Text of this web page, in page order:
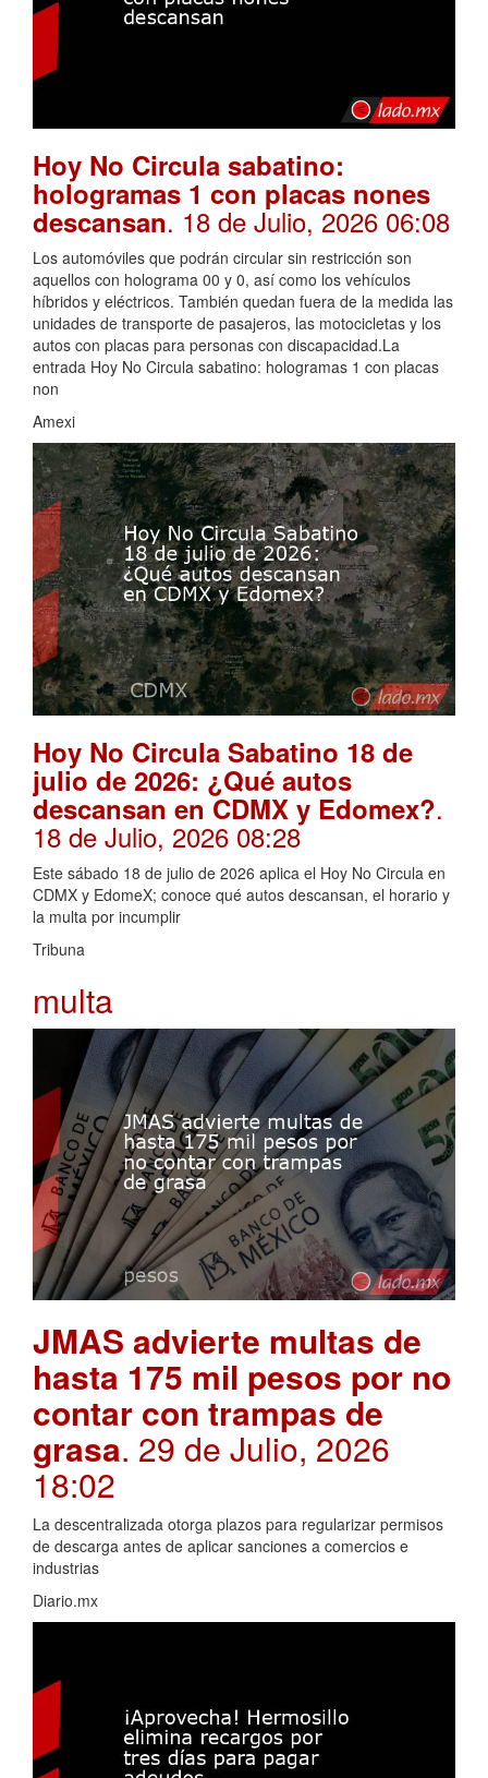
Hoy No Circula sabatino:
hologramas 1 con placas nones
descansan. 18 de Julio, 2026 06:08
Los automóviles que podrán circular sin restricción son
aquellos con holograma 00 y 0, así como los vehículos
híbridos y eléctricos. También quedan fuera de la medida las
unidades de transporte de pasajeros, las motocicletas y los
autos con placas para personas con discapacidad.La
entrada Hoy No Circula sabatino: hologramas 1 con placas
non
Amexi
Hoy No Circula Sabatino 18 de
julio de 2026: ¿Qué autos
descansan en CDMX y Edomex?.
18 de Julio, 2026 08:28
Este sábado 18 de julio de 2026 aplica el Hoy No Circula en
CDMX y EdomeX; conoce qué autos descansan, el horario y
la multa por incumplir
Tribuna
multa
JMAS advierte multas de
hasta 175 mil pesos por no
contar con trampas de
grasa. 29 de Julio, 2026
18:02
La descentralizada otorga plazos para regularizar permisos
de descarga antes de aplicar sanciones a comercios e
industrias
Diario.mx